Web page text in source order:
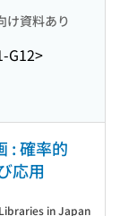
け資料あり
G12>
: 確率的
応用
in Japan